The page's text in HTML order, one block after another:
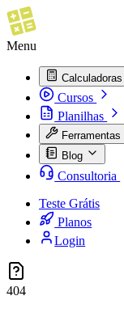
Menu
Calculadoras
Cursos
Planilhas
Ferramentas
Blog
Consultoria
Teste Grátis
Planos
Login
404